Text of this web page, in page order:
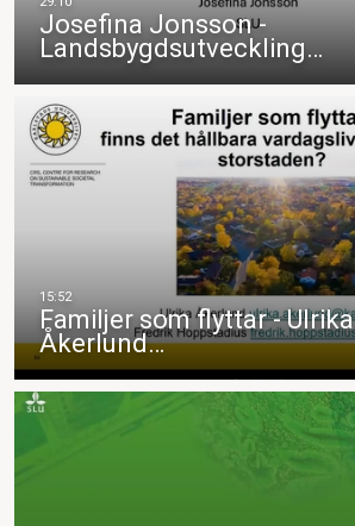
Josefina Jonsson -
Landsbygdsutveckling…
Familjer som flyttar - Ulrika
Åkerlund…